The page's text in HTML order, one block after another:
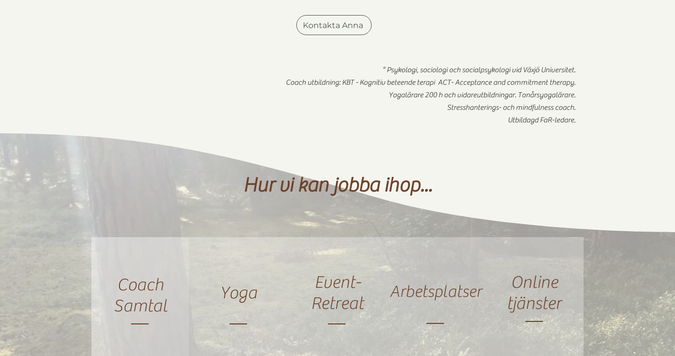
Kontakta Anna
* Psykologi, sociologi och socialpsykologi vid Växjö Universitet.
Coach utbildning: KBT - Kognitiv beteende terapi ACT- Acceptance and commitment therapy.
Yogalärare 200 h och vidareutbildningar. Tonårsyogalärare.
Stresshanterings- och mindfulness coach.
Utbildagd FaR-ledare.
Hur vi kan jobba ihop...
Coach
Samtal
Yoga
Event-
Retreat
Arbetsplatser
Online
tjänster